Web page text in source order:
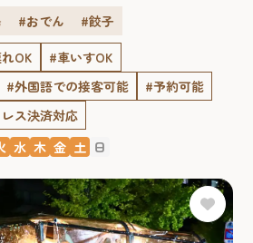
#おでん
#餃子
OK
#車いすOK
#外国語での接客可能
#予約可能
ス決済対応
水 木 金 土 日